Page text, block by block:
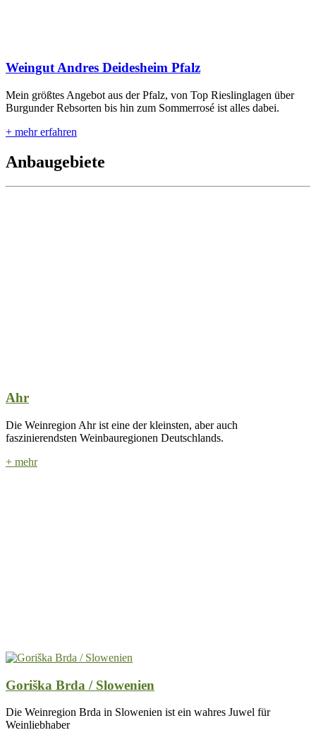
Weingut Andres Deidesheim Pfalz
Mein größtes Angebot aus der Pfalz, von Top Rieslinglagen über
Burgunder Rebsorten bis hin zum Sommerrosé ist alles dabei.
+ mehr erfahren
Anbaugebiete
Ahr
Die Weinregion Ahr ist eine der kleinsten, aber auch
faszinierendsten Weinbauregionen Deutschlands.
+ mehr
Goriška Brda / Slowenien
Die Weinregion Brda in Slowenien ist ein wahres Juwel für
Weinliebhaber